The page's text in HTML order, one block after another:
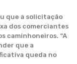
que a solicitação
dos comerciantes
caminhoneiros. “A
que a
queda no